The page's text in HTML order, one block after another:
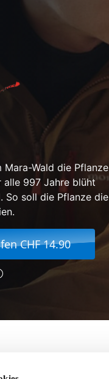
Mara-Wald die Pflanze
alle 997 Jahre blüht
So soll die Pflanze die
CHF 14.90